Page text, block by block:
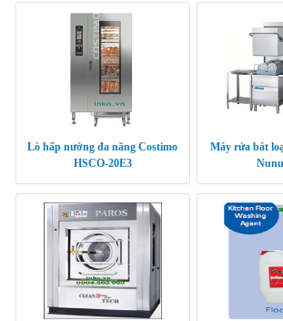
Lò hấp nướng đa năng Costimo
HSCO-20E3
Máy rửa bát